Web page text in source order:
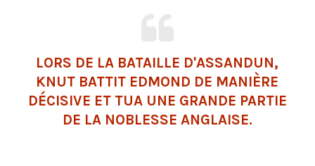
LORS DE LA BATAILLE D'ASSANDUN,
KNUT BATTIT EDMOND DE MANIÈRE
DÉCISIVE ET TUA UNE GRANDE PARTIE
DE LA NOBLESSE ANGLAISE.